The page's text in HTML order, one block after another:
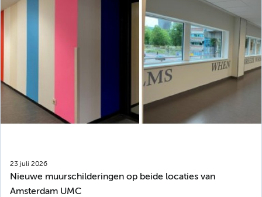
23 juli 2026
Nieuwe muurschilderingen op beide locaties van
Amsterdam UMC